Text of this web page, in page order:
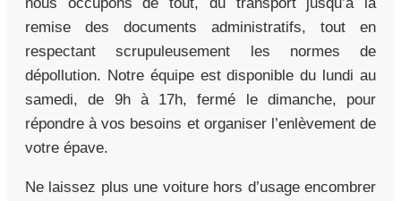
remise des documents administratifs, tout en
respectant scrupuleusement les normes de
dépollution. Notre équipe est disponible du lundi au
samedi, de 9h à 17h, fermé le dimanche, pour
répondre à vos besoins et organiser l’enlèvement de
votre épave.
Ne laissez plus une voiture hors d’usage encombrer